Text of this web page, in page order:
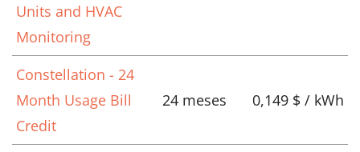
Units and HVAC
Monitoring
Constellation - 24
Month Usage Bill
Credit
24 meses 0,149 $ / kWh